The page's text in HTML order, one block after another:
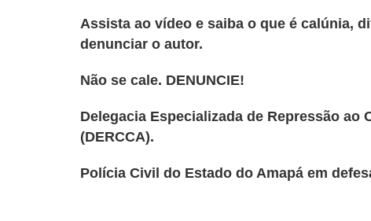
Assista ao vídeo e saiba o que é calúnia,
denunciar o autor.
Não se cale. DENUNCIE!
Delegacia Especializada de Repressão
(DERCCA).
Polícia Civil do Estado do Amapá em